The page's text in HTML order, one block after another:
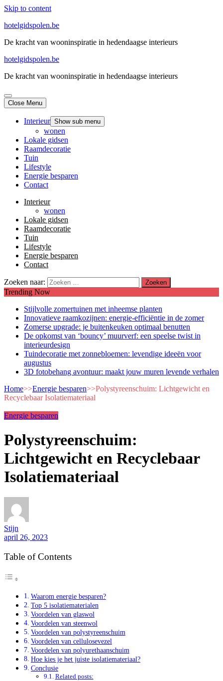
Skip to content
hotelgidspolen.be
De kracht van wooninspiratie in hedendaagse interieurs
hotelgidspolen.be
De kracht van wooninspiratie in hedendaagse interieurs
Close Menu
Interieur Show sub menu
wonen
Lokale gidsen
Raamdecoratie
Tuin
Lifestyle
Energie besparen
Contact
Interieur
wonen
Lokale gidsen
Raamdecoratie
Tuin
Lifestyle
Energie besparen
Contact
Zoeken naar:
Trending Now
Stijlvolle zomertuinen met inheemse planten
Innovatieve raamkozijnen: energie-efficiëntie in de zomer
Zomerse upgrade: je buitenkeuken optimaal benutten
De opkomst van ‘bouncy’ muurverf: een speelse twist in
interieurdesign
Tuindecoratie met zonnebloemen: levendige ideeën voor
augustus
3D fotobehang avontuur: maakt jouw muren levende verhalen
Home>>Energie besparen>>Polystyreenschuim: Lichtgewicht en
Recyclebaar Isolatiemateriaal
Energie besparen
Polystyreenschuim:
Lichtgewicht en Recyclebaar
Isolatiemateriaal
Stijn
april 26, 2023
Table of Contents
Waarom energie besparen?
Top 5 isolatiematerialen
Voordelen van glaswol
Voordelen van steenwol
Voordelen van polystyreenschuim
Voordelen van cellulosevezel
Voordelen van polyurethaanschuim
Hoe kies je het juiste isolatiemateriaal?
Conclusie
Related posts: